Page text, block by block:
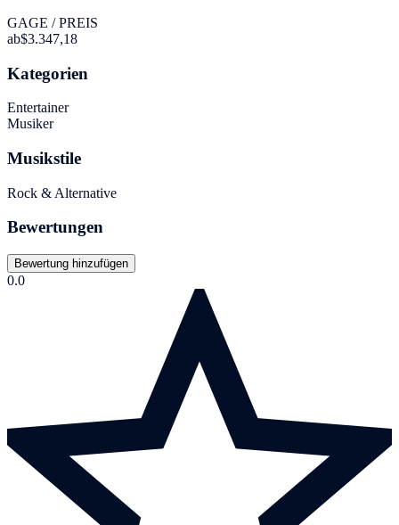
GAGE / PREIS
ab$3.347,18
Kategorien
Entertainer
Musiker
Musikstile
Rock & Alternative
Bewertungen
Bewertung hinzufügen
0.0